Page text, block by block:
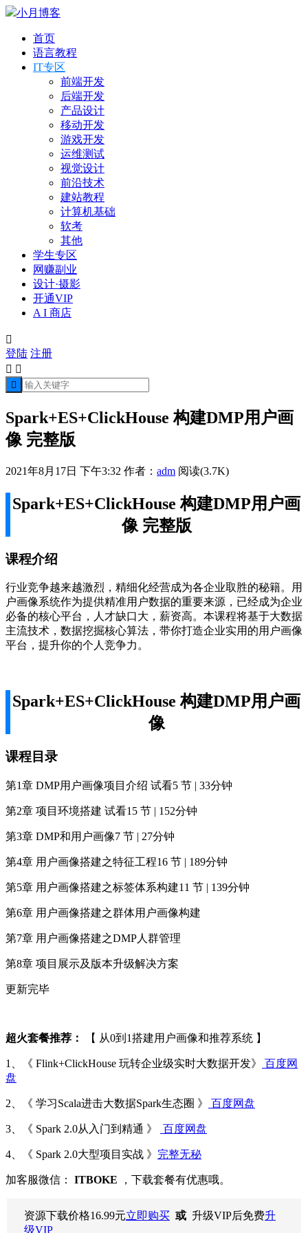
小月博客
首页
语言教程
IT专区
前端开发
后端开发
产品设计
移动开发
游戏开发
运维测试
视觉设计
前沿技术
建站教程
计算机基础
软考
其他
学生专区
网赚副业
设计·摄影
开通VIP
A I 商店

登陆 注册
 

Spark+ES+ClickHouse 构建DMP用户画
像 完整版
2021年8月17日 下午3:32 作者： adm 阅读(3.7K)
Spark+ES+ClickHouse 构建DMP用户画
像 完整版
课程介绍
行业竞争越来越激烈，精细化经营成为各企业取胜的秘籍。用
户画像系统作为提供精准用户数据的重要来源，已经成为企业
必备的核心平台，人才缺口大，薪资高。本课程将基于大数据
主流技术，数据挖掘核心算法，带你打造企业实用的用户画像
平台，提升你的个人竞争力。
Spark+ES+ClickHouse 构建DMP用户画
像
课程目录
第1章 DMP用户画像项目介绍 试看5 节 | 33分钟
第2章 项目环境搭建 试看15 节 | 152分钟
第3章 DMP和用户画像7 节 | 27分钟
第4章 用户画像搭建之特征工程16 节 | 189分钟
第5章 用户画像搭建之标签体系构建11 节 | 139分钟
第6章 用户画像搭建之群体用户画像构建
第7章 用户画像搭建之DMP人群管理
第8章 项目展示及版本升级解决方案
更新完毕
超火套餐推荐： 【 从0到1搭建用户画像和推荐系统 】
1、《 Flink+ClickHouse 玩转企业级实时大数据开发》
百度网
盘
2、《 学习Scala进击大数据Spark生态圈 》 百度网盘
3、《 Spark 2.0从入门到精通 》 百度网盘
4、《 Spark 2.0大型项目实战 》 完整无秘
加客服微信： ITBOKE ，下载套餐有优惠哦。
资源下载价格16.99元立即购买 或 升级VIP后免费升
级VIP